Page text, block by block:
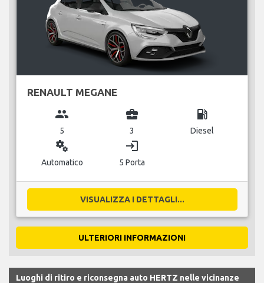
RENAULT MEGANE
group
5
business_center
3
local_gas_station
Diesel
miscellaneous_services
Automatico
login
5 Porta
VISUALIZZA I DETTAGLI...
ULTERIORI INFORMAZIONI
Luoghi di ritiro e riconsegna auto HERTZ nelle vicinanze